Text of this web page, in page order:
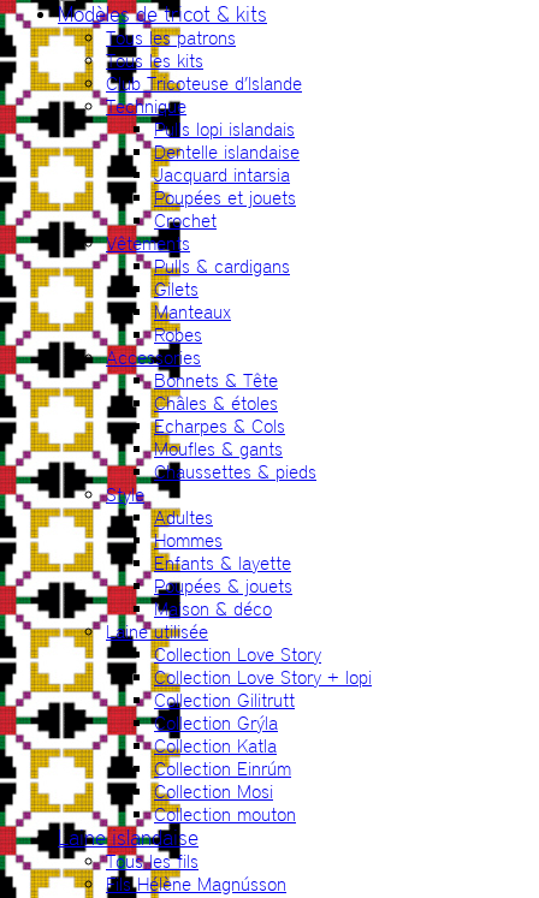
Modèles de tricot & kits
Tous les patrons
Tous les kits
Club Tricoteuse d’Islande
Technique
Pulls lopi islandais
Dentelle islandaise
Jacquard intarsia
Poupées et jouets
Crochet
Vêtements
Pulls & cardigans
Gilets
Manteaux
Robes
Accessories
Bonnets & Tête
Châles & étoles
Echarpes & Cols
Moufles & gants
Chaussettes & pieds
Style
Adultes
Hommes
Enfants & layette
Poupées & jouets
Maison & déco
Laine utilisée
Collection Love Story
Collection Love Story + lopi
Collection Gilitrutt
Collection Grýla
Collection Katla
Collection Einrúm
Collection Mosi
Collection mouton
Laine islandaise
Tous les fils
Fils Hélène Magnússon